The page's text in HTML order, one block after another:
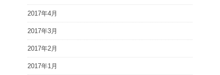
2017年4月
2017年3月
2017年2月
2017年1月